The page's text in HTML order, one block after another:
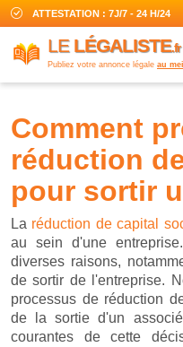
ATTESTATION : 7J/7 - 24 H/24
LE LÉGALISTE.fr
Publiez votre annonce légale au
comment procéder à la
réduction
pour sortir
La réduction de capital
au sein d'une
diverses raisons,
de sortir de l'entreprise.
processus de réduction
de la sortie d'un
courantes de cette